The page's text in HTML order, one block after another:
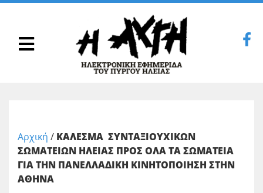
Αρχική / ΚΑΛΕΣΜΑ ΣΥΝΤΑΞΙΟΥΧΙΚΩΝ
ΣΩΜΑΤΕΙΩΝ ΗΛΕΙΑΣ ΠΡΟΣ ΟΛΑ ΤΑ ΣΩΜΑΤΕΙΑ
ΓΙΑ ΤΗΝ ΠΑΝΕΛΛΑΔΙΚΗ ΚΙΝΗΤΟΠΟΙΗΣΗ ΣΤΗΝ
ΑΘΗΝΑ